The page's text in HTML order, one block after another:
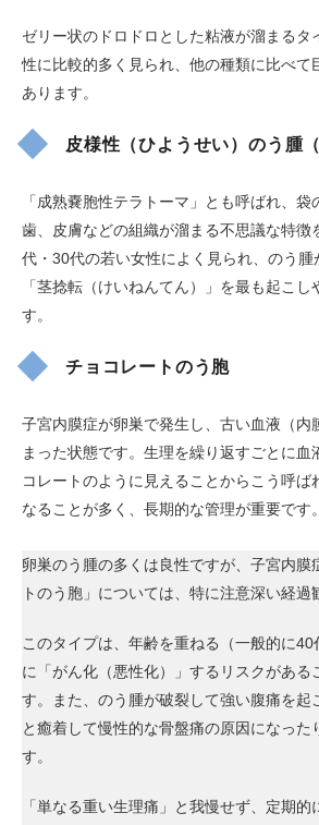
ゼリー状のドロドロとした粘液が溜まるタ
性に比較的多く見られ、他の種類に比べて
あります。
皮様性（ひようせい）のう腫
「成熟嚢胞性テラトーマ」とも呼ばれ、袋
歯、皮膚などの組織が溜まる不思議な特徴
代・30代の若い女性によく見られ、のう腫
「茎捻転（けいねんてん）」を最も起こし
す。
チョコレートのう胞
子宮内膜症が卵巣で発生し、古い血液（内
まった状態です。生理を繰り返すごとに血
コレートのように見えることからこう呼ば
なることが多く、長期的な管理が重要です。
卵巣のう腫の多くは良性ですが、子宮内膜
トのう胞」については、特に注意深い経過
このタイプは、年齢を重ねる（一般的に
に「がん化（悪性化）」するリスクがある
す。また、のう腫が破裂して強い腹痛を起
と癒着して慢性的な骨盤痛の原因になった
す。
「単なる重い生理痛」と我慢せず、定期的